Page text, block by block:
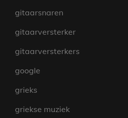
gitaarsnaren
gitaarversterker
gitaarversterkers
google
grieks
griekse muziek